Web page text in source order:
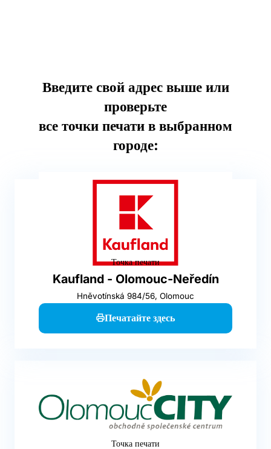
Введите свой адрес выше или
проверьте
все точки печати в выбранном
городе:
Точка печати
Kaufland - Olomouc-Neředín
Hněvotínská 984/56, Olomouc
Печатайте здесь
Точка печати